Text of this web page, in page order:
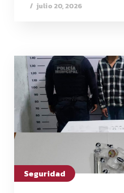
julio 20, 2026
Seguridad